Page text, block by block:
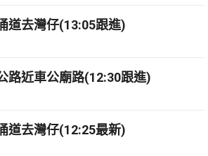
道去灣仔(13:05跟進)
路近車公廟路(12:30跟進)
道去灣仔(12:25最新)